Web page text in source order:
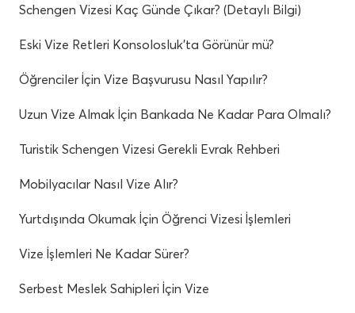
Schengen Vizesi Kaç Günde Çıkar? (Detaylı Bilgi)
Eski Vize Retleri Konsolosluk’ta Görünür mü?
Öğrenciler İçin Vize Başvurusu Nasıl Yapılır?
Uzun Vize Almak İçin Bankada Ne Kadar Para Olmalı?
Turistik Schengen Vizesi Gerekli Evrak Rehberi
Mobilyacılar Nasıl Vize Alır?
Yurtdışında Okumak İçin Öğrenci Vizesi İşlemleri
Vize İşlemleri Ne Kadar Sürer?
Serbest Meslek Sahipleri İçin Vize